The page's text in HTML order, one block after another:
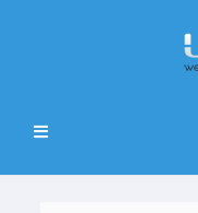
Переключить